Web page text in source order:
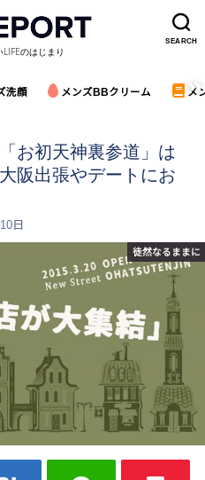
SEARCH
のはじまり
洗顔 メンズBBクリーム メ
お初天神裏参道」は
阪出張やデートにお
日
徒然なるままに